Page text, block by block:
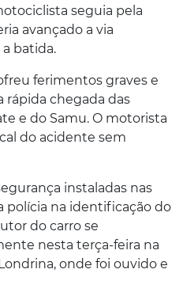
seguia pela
avançado a via
batida.
ferimentos graves e
rápida chegada das
e do Samu. O motorista
do acidente sem
instaladas nas
polícia na identificação do
do carro se
nesta terça-feira na
onde foi ouvido e